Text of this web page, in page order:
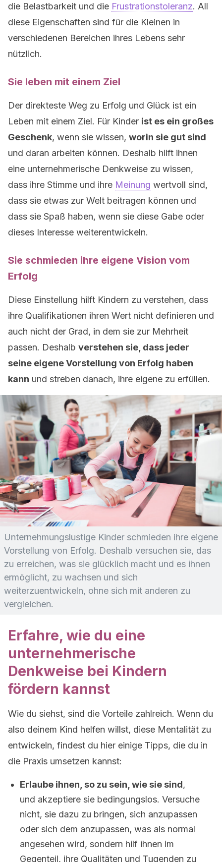
die Belastbarkeit und die Frustrationstoleranz. All
diese Eigenschaften sind für die Kleinen in
verschiedenen Bereichen ihres Lebens sehr
nützlich.
Sie leben mit einem Ziel
Der direkteste Weg zu Erfolg und Glück ist ein
Leben mit einem Ziel. Für Kinder ist es ein großes
Geschenk, wenn sie wissen, worin sie gut sind
und daran arbeiten können. Deshalb hilft ihnen
eine unternehmerische Denkweise zu wissen,
dass ihre Stimme und ihre Meinung wertvoll sind,
dass sie etwas zur Welt beitragen können und
dass sie Spaß haben, wenn sie diese Gabe oder
dieses Interesse weiterentwickeln.
Sie schmieden ihre eigene Vision vom
Erfolg
Diese Einstellung hilft Kindern zu verstehen, dass
ihre Qualifikationen ihren Wert nicht definieren und
auch nicht der Grad, in dem sie zur Mehrheit
passen. Deshalb verstehen sie, dass jeder
seine eigene Vorstellung von Erfolg haben
kann und streben danach, ihre eigene zu erfüllen.
Unternehmungslustige Kinder schmieden ihre eigene
Vorstellung von Erfolg. Deshalb versuchen sie, das
zu erreichen, was sie glücklich macht und es ihnen
ermöglicht, zu wachsen und sich
weiterzuentwickeln, ohne sich mit anderen zu
vergleichen.
Erfahre, wie du eine
unternehmerische
Denkweise bei Kindern
fördern kannst
Wie du siehst, sind die Vorteile zahlreich. Wenn du
also deinem Kind helfen willst, diese Mentalität zu
entwickeln, findest du hier einige Tipps, die du in
die Praxis umsetzen kannst:
Erlaube ihnen, so zu sein, wie sie sind,
und akzeptiere sie bedingungslos. Versuche
nicht, sie dazu zu bringen, sich anzupassen
oder sich dem anzupassen, was als normal
angesehen wird, sondern hilf ihnen im
Gegenteil, ihre Qualitäten und Tugenden zu